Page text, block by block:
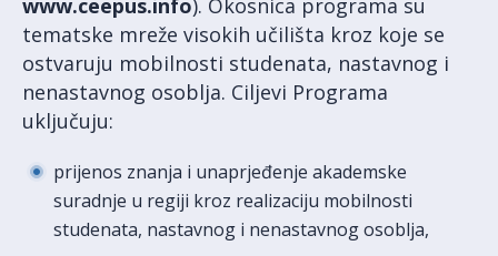
www.ceepus.info). Okosnica programa su
tematske mreže visokih učilišta kroz koje se
ostvaruju mobilnosti studenata, nastavnog i
nenastavnog osoblja. Ciljevi Programa
uključuju:
prijenos znanja i unaprjeđenje akademske
suradnje u regiji kroz realizaciju mobilnosti
studenata, nastavnog i nenastavnog osoblja,